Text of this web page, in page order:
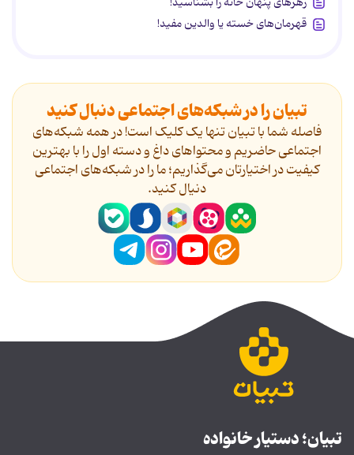
قهرمان‌های خسته یا والدین مفید!
تبیان را در شبکه‌های اجتماعی دنبال کنید
فاصله شما با تبیان تنها یک کلیک است! در همه شبکه‌های
اجتماعی حاضریم و محتواهای داغ و دسته اول را با بهترین
کیفیت در اختیارتان می‌گذاریم؛ ما را در شبکه‌های اجتماعی
دنیال کنید.
تبیان؛ دستیار خانواده